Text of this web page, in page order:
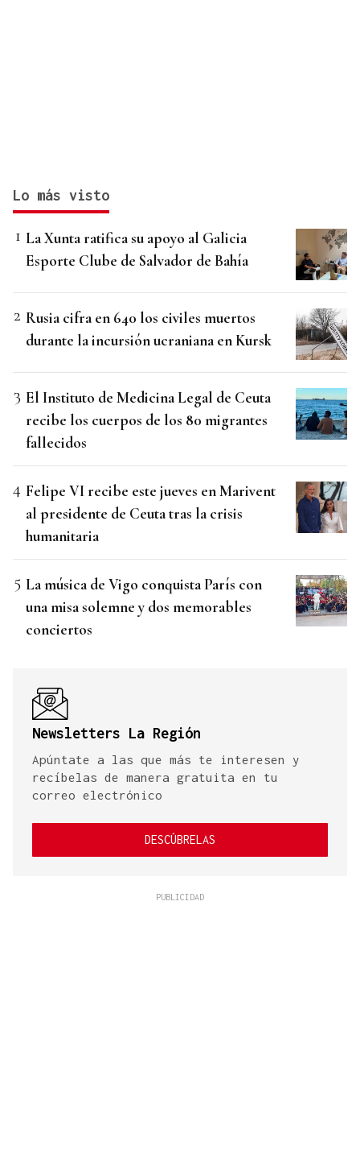
Lo más visto
La Xunta ratifica su apoyo al Galicia
Esporte Clube de Salvador de Bahía
Rusia cifra en 640 los civiles muertos
durante la incursión ucraniana en Kursk
El Instituto de Medicina Legal de Ceuta
recibe los cuerpos de los 80 migrantes
fallecidos
Felipe VI recibe este jueves en Marivent
al presidente de Ceuta tras la crisis
humanitaria
La música de Vigo conquista París con
una misa solemne y dos memorables
conciertos
Newsletters La Región
Apúntate a las que más te interesen y
recíbelas de manera gratuita en tu
correo electrónico
DESCÚBRELAS